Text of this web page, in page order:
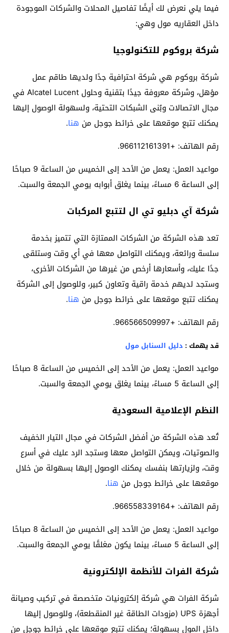
فيما يلي نعرض لك أيضًا تفاصيل المحلات والشركات الموجودة
داخل العقاريه مول وهي:
شركة بروكوم للتكنولوجيا
شركة بروكوم هي شركة احترافية جدًا ولديها طاقم عمل
مؤهل، وشركة معروفة جيدًا بتقنية وحلول Alcatel Lucent في
مجال الاتصالات وبُنى الشبكات التحتية، ولسهولة الوصول إليها
يمكنك تتبع موقعها على خرائط جوجل من هنا.
رقم الهاتف: +966112161391.
مواعيد العمل: يعمل من الأحد إلى الخميس من الساعة 9 صباحًا
إلى الساعة 6 مساءً، بينما يغلق أبوابه يومي الجمعة والسبت.
شركة آي دبليو تي ال لتتبع المركبات
تعد هذه الشركة من الشركات الممتازة التي تتميز بخدمة
سلسة ورائعة، ويمكنك التواصل معها في أي وقت وستلقى
جدًا عليك، وأسعارها أرخص من غيرها من الشركات الأخرى،
وستجد لديهم خدمة راقية وتعاون كبير، وللوصول إلى الشركة
يمكنك تتبع موقعها على خرائط جوجل من هنا.
رقم الهاتف: +966566509997.
قد يهمك : دليل السنابل مول
مواعيد العمل: يعمل من الأحد إلى الخميس من الساعة 8 صباحًا
إلى الساعة 5 مساءً، بينما يغلق يومي الجمعة والسبت.
النظم الإعلامية السعودية
تُعد هذه الشركة من أفضل الشركات في مجال التيار الخفيف
والصوتيات، ويمكن التواصل معها وستجد الرد عليك في أسرع
وقت، ولزيارتها بنفسك يمكنك الوصول إليها بسهولة من خلال
موقعها على خرائط جوجل من هنا.
رقم الهاتف: +966558339164.
مواعيد العمل: يعمل من الأحد إلى الخميس من الساعة 8 صباحًا
إلى الساعة 5 مساءً، بينما يكون مغلقًا يومي الجمعة والسبت.
شركة الفرات للأنظمة الإلكترونية
شركة الفرات هي شركة إلكترونيات متخصصة في تركيب وصيانة
أجهزة UPS (مزودات الطاقة غير المنقطعة)، وللوصول إليها
داخل المول بسهولة؛ يمكنك تتبع موقعها على خرائط جوجل من